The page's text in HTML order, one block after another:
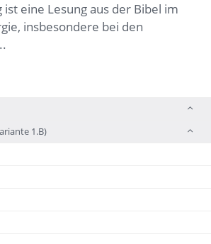
ist eine Lesung aus der Bibel im
insbesondere bei den
1.B)